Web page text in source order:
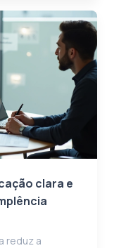
clara e
reduz a